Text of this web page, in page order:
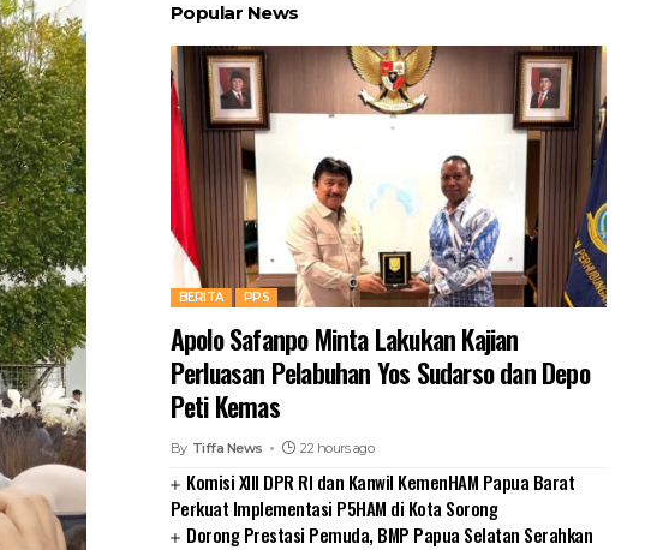
Popular News
BERITA PPS
Apolo Safanpo Minta Lakukan Kajian
Perluasan Pelabuhan Yos Sudarso dan Depo
Peti Kemas
By Tiffa News 22 hours ago
Komisi XIII DPR RI dan Kanwil KemenHAM Papua Barat
Perkuat Implementasi P5HAM di Kota Sorong
Dorong Prestasi Pemuda, BMP Papua Selatan Serahkan